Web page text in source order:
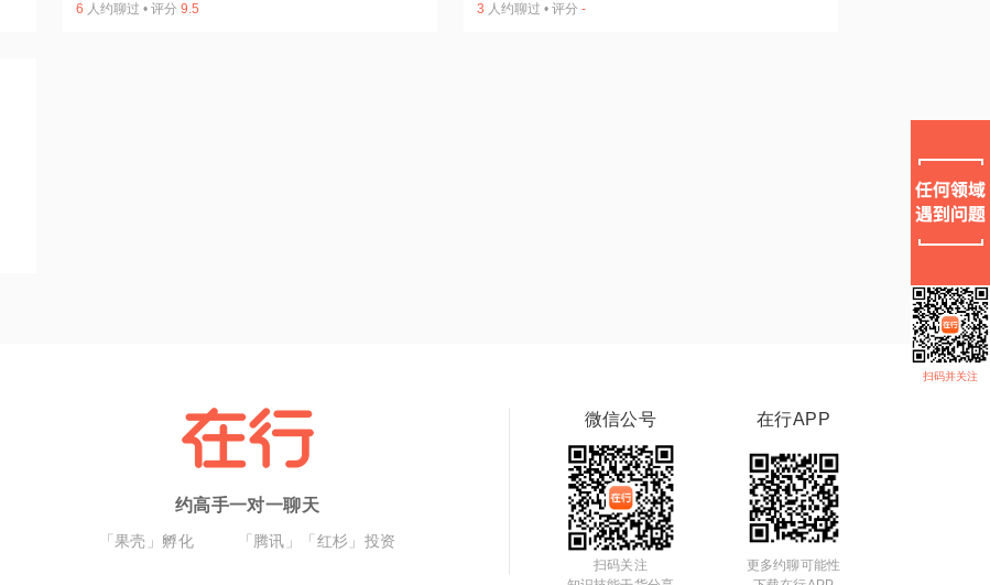
6 人约聊过 • 评分 9.5 3 人约聊过 • 评分 -
扫码并关注
约高手一对一聊天
「果壳」孵化 「腾讯」「红杉」投资
微信公号
扫码关注
在行APP
更多约聊可能性